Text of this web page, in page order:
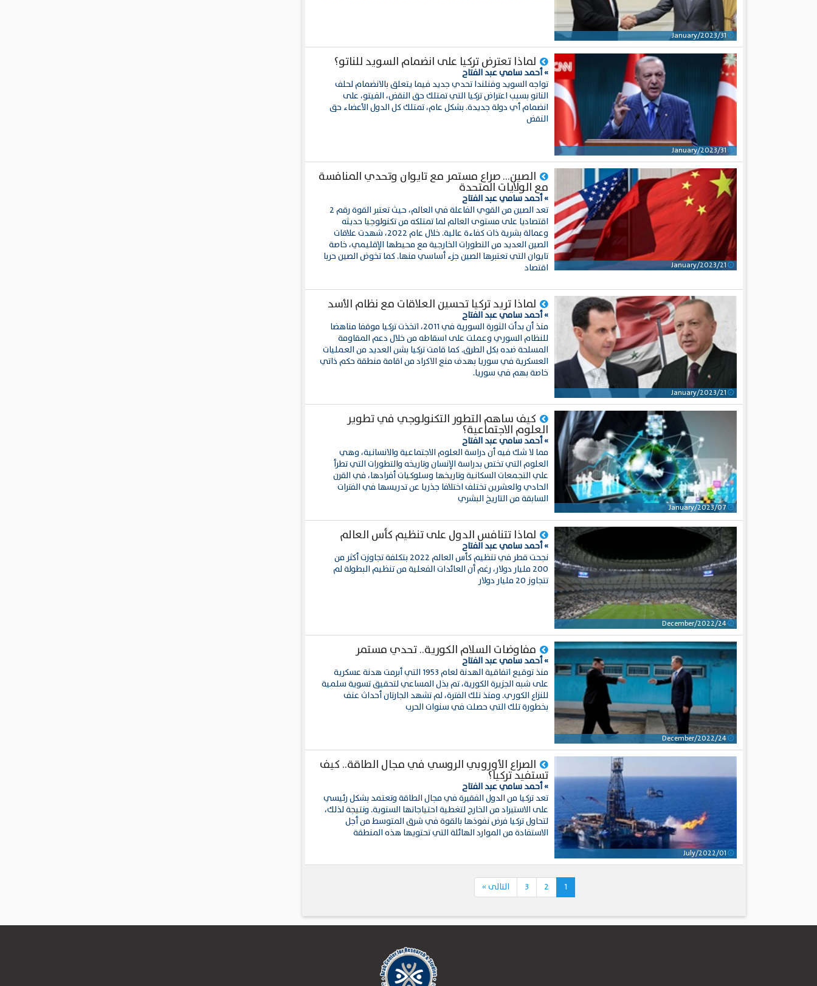
لماذا تعترض تركيا على انضمام السويد للناتو؟
» أحمد سامي عبد الفتاح
تواجه السويد وفنلندا تحدي جديد فيما يتعلق بالانضمام لحلف
الناتو بسبب اعتراض تركيا التي تمتلك حق النقض، الفيتو، على
انضمام أي دولة جديدة. بشكل عام، تمتلك كل الدول الأعضاء حق
النقض
الصين... صراع مستمر مع تايوان وتحدي المنافسة
مع الولايات المتحدة
» أحمد سامي عبد الفتاح
تعد الصين من القوي الفاعلة في العالم، حيث تعتبر القوة رقم 2
اقتصاديا على مستوى العالم لما تمتلكه من تكنولوجيا حديثه
وعمالة بشرية ذات كفاءة عالية. خلال عام 2022، شهدت علاقات
الصين العديد من التطورات الخارجية مع محيطها الإقليمي، خاصة
تايوان التي تعتبرها الصين جزء أساسي منها. كما تخوض الصين حربا
اقتصاد
لماذا تريد تركيا تحسين العلاقات مع نظام الأسد
» أحمد سامي عبد الفتاح
منذ أن بدأت الثورة السورية في 2011، اتخذت تركيا موقفا مناهضا
للنظام السوري وعملت على اسقاطه من خلال دعم المقاومة
المسلحة ضده بكل الطرق. كما قامت تركيا بشن العديد من العمليات
العسكرية في سوريا بهدف منع الاكراد من اقامة منطقة حكم ذاتي
خاصة بهم في سوريا.
كيف ساهم التطور التكنولوجي في تطوير
العلوم الاجتماعية؟
» أحمد سامي عبد الفتاح
مما لا شك فيه أن دراسة العلوم الاجتماعية والانسانية، وهي
العلوم التي تختص بدراسة الإنسان وتاريخه والتطورات التي تطرأ
علي التجمعات السكانية وتاريخها وسلوكيات أفرادها، في القرن
الحادي والعشرين تختلف اختلافا جذريا عن تدريسها في الفترات
السابقة من التاريخ البشري
لماذا تتنافس الدول على تنظيم كأس العالم
» أحمد سامي عبد الفتاح
نجحت قطر في تنظيم كأس العالم 2022 بتكلفة تجاوزت أكثر من
200 مليار دولار، رغم أن العائدات الفعلية من تنظيم البطولة لم
تتجاوز 20 مليار دولار
مفاوضات السلام الكورية.. تحدي مستمر
» أحمد سامي عبد الفتاح
منذ توقيع اتفاقية الهدنة لعام 1953 التي أبرمت هدنة عسكرية
على شبه الجزيرة الكورية، تم بذل المساعي لتحقيق تسوية سلمية
للنزاع الكوري. ومنذ تلك الفترة، لم تشهد الجارتان أحداث عنف
بخطورة تلك التي حصلت في سنوات الحرب
الصراع الأوروبي الروسي في مجال الطاقة.. كيف
تستفيد تركيا؟
» أحمد سامي عبد الفتاح
تعد تركيا من الدول الفقيرة في مجال الطاقة وتعتمد بشكل رئيسي
على الاستيراد من الخارج لتغطية احتياجاتها السنوية. ونتيجة لذلك،
لتحاول تركيا فرض نفوذها بالقوة في شرق المتوسط من أجل
الاستفادة من الموارد الهائلة التي تحتويها هذه المنطقة
1
2
3 التالى»